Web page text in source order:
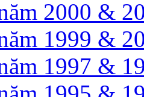
2000 &
1999 &
1997 &